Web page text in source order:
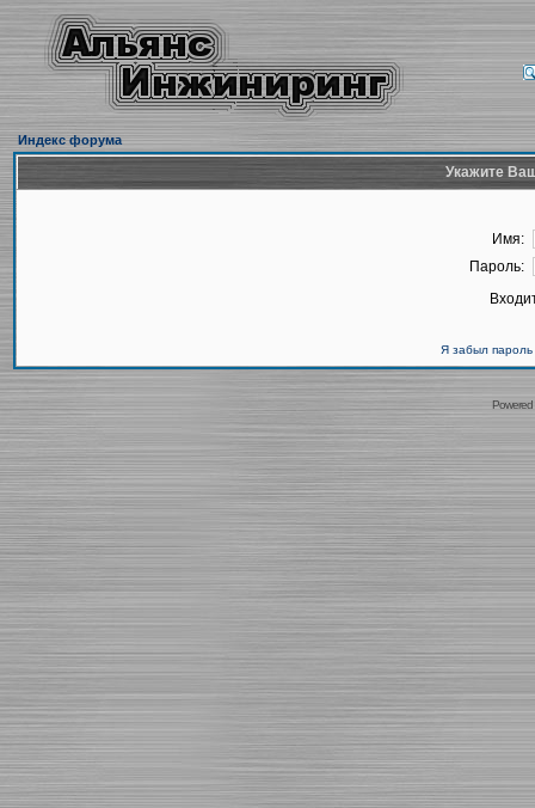
Индекс форума
Укажите
Имя:
Пароль:
Я забыл пароль